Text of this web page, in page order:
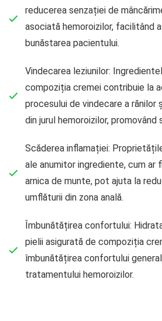
reducerea senzației de
asociată hemoroizilor, facilitând
bunăstarea pacientului.
Vindecarea leziunilor:
compoziția cremei contribuie la
procesului de vindecare a rănilor
din jurul hemoroizilor, promovând
Scăderea inflamației:
ale anumitor ingrediente, cum ar
arnica de munte, pot ajuta la
umflăturii din zona anală.
Îmbunătățirea confortului:
pielii asigurată de compoziția
îmbunătățirea confortului
tratamentului hemoroizilor.